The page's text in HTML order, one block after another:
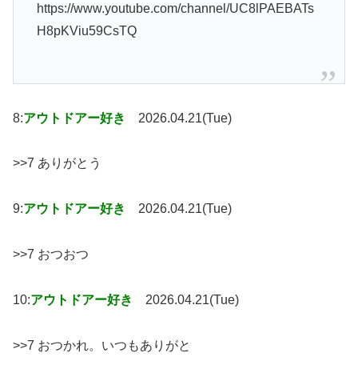
https://www.youtube.com/channel/UC8lPAEBATs
H8pKViu59CsTQ
8:アウトドアー好き 2026.04.21(Tue)
>>7 ありがとう
9:アウトドアー好き 2026.04.21(Tue)
>>7 おつおつ
10:アウトドアー好き 2026.04.21(Tue)
>>7 おつかれ。いつもありがと